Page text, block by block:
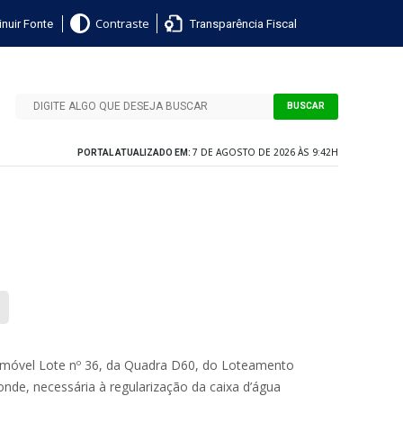
Fonte Contraste Transparência Fiscal
BUSCAR
PORTAL ATUALIZADO EM: 7 DE AGOSTO DE 2026 ÀS 9:42H
Lote nº 36, da Quadra D60, do Loteamento
necessária à regularização da caixa d’água